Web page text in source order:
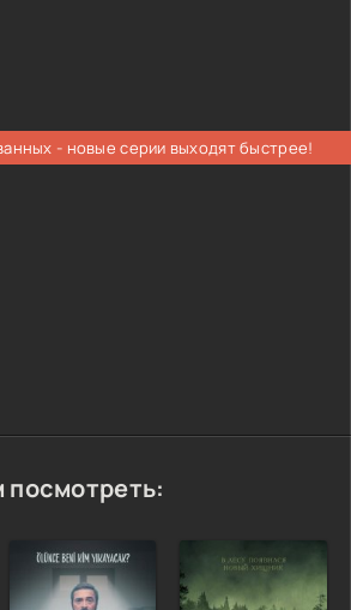
- новые серии выходят быстрее!